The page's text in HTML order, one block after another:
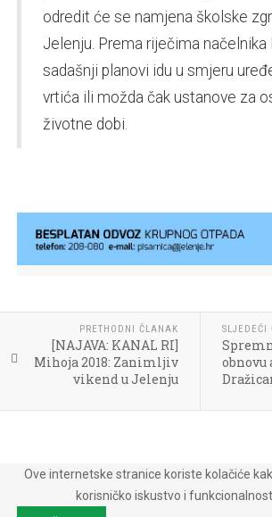
odredit će se namjena školske
Jelenju. Prema riječima načelnika
sadašnji planovi idu u smjeru
vrtića ili možda čak ustanove za
životne dobi.
PRETHODNI ČLANAK
[NAJAVA: KANAL RI]
Mihoja 2018: Zanimljiv
vikend u Jelenju
SLJEDEĆI
obnovu
Copyright © 2018 Općina Jelenje. Sva prava
Ove internetske stranice koriste kolačiće
korisničko iskustvo i